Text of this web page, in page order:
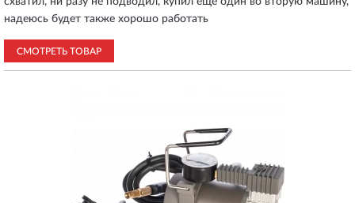
надеюсь будет также хорошо работать
СМОТРЕТЬ ТОВАР